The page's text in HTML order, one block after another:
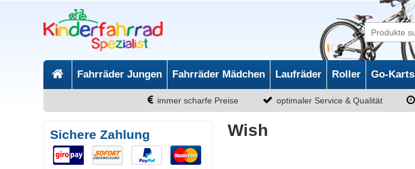
Fahrräder Jungen Fahrräder Mädchen Laufräder Roller Go-Karts
immer scharfe Preise optimaler Service & Qualität
Sichere Zahlung Wish